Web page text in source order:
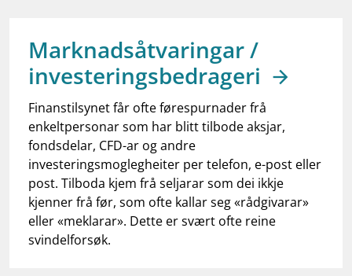
dashboardInformasjon for investorer
notifications_noneAbonner på nyhetsvarsel
Marknadsåtvaringar /
investeringsbedrageri
Finanstilsynet får ofte førespurnader frå
enkeltpersonar som har blitt tilbode aksjar,
fondsdelar, CFD-ar og andre
investeringsmoglegheiter per telefon, e-post eller
post. Tilboda kjem frå seljarar som dei ikkje
kjenner frå før, som ofte kallar seg «rådgivarar»
eller «meklarar». Dette er svært ofte reine
svindelforsøk.